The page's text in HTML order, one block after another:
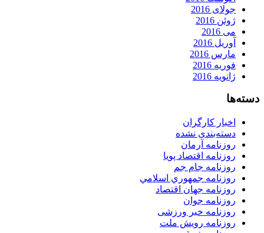
جولای 2016
ژوئن 2016
می 2016
آوریل 2016
مارس 2016
فوریه 2016
ژانویه 2016
دسته‌ها
اخبار کارگران
دسته‌بندی نشده
روزنامه آرمان
روزنامه اقتصاد پویا
روزنامه جام جم
روزنامه جمهوري اسلامي
روزنامه جهان اقتصاد
روزنامه جوان
روزنامه خبر ورزشى
روزنامه رویش ملت